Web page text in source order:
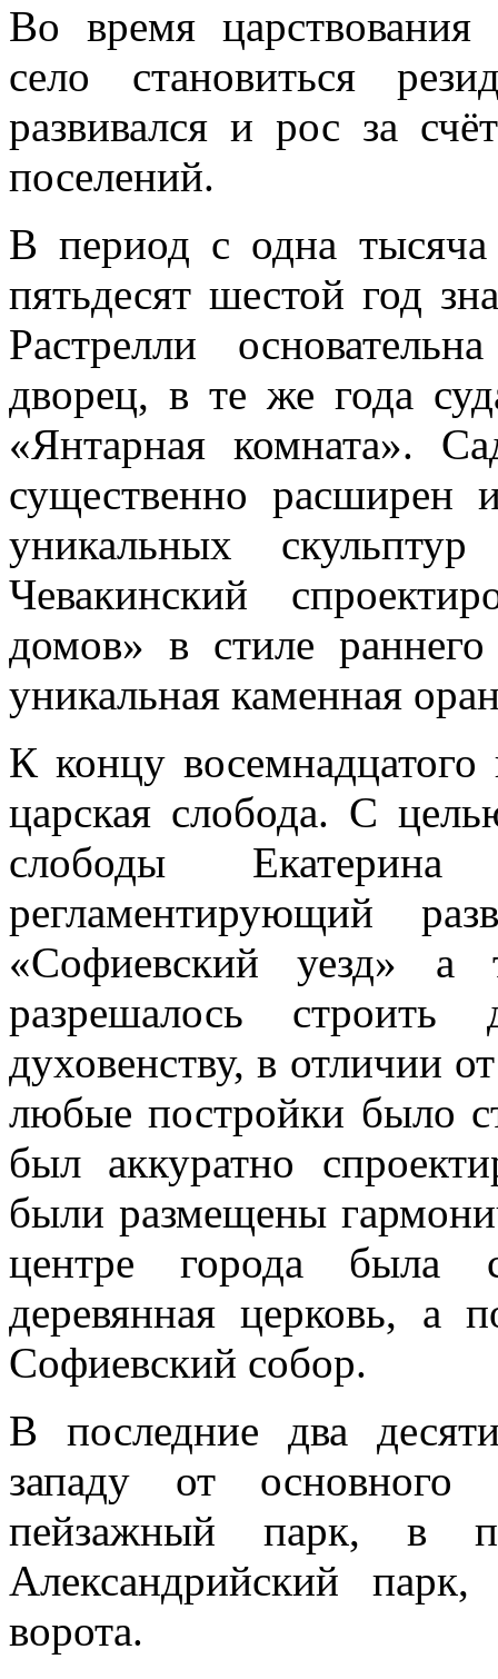
Во время
село становиться
развивался и рос за
поселений.
В период с одна тысяча
пятьдесят шестой год
Растрелли
дворец, в те же года
«Янтарная комната».
существенно расширен
уникальных
Чевакинский
домов» в стиле
уникальная каменная
К концу восемнадцатого
царская слобода. С
слободы
регламентирующий
«Софиевский уезд»
разрешалось
духовенству, в отличии
любые постройки было
был аккуратно
были размещены
центре города была
деревянная церковь, а
Софиевский собор.
В последние два
западу от
пейзажный парк, в
Александрийский
ворота.